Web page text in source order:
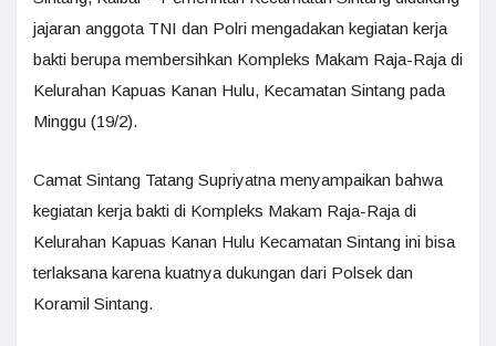
jajaran anggota TNI dan Polri mengadakan kegiatan kerja
bakti berupa membersihkan Kompleks Makam Raja-Raja di
Kelurahan Kapuas Kanan Hulu, Kecamatan Sintang pada
Minggu (19/2).
Camat Sintang Tatang Supriyatna menyampaikan bahwa
kegiatan kerja bakti di Kompleks Makam Raja-Raja di
Kelurahan Kapuas Kanan Hulu Kecamatan Sintang ini bisa
terlaksana karena kuatnya dukungan dari Polsek dan
Koramil Sintang.